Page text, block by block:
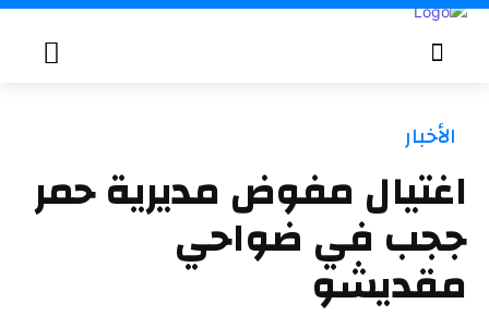
الأخبار
اغتيال مفوض مديرية حمر
ججب في ضواحي
مقديشو